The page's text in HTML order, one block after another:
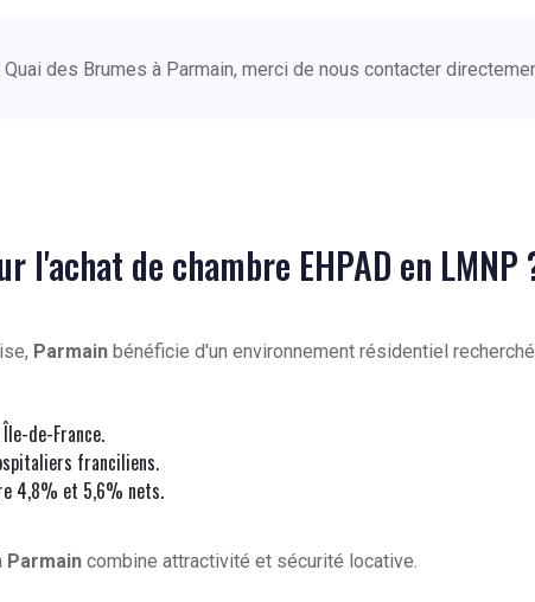
des Brumes à Parmain, merci de nous contacter
l'achat de chambre EHPAD en LMNP
Parmain bénéficie d'un environnement résidentiel
de-France.
franciliens.
4,8% et 5,6% nets.
Parmain combine attractivité et sécurité locative.